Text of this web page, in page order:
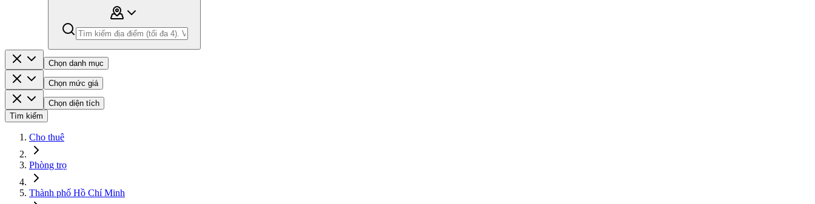
Chọn danh mục
Chọn mức giá
Chọn diện tích
Tìm kiếm
Cho thuê
Phòng trọ
Thành phố Hồ Chí Minh